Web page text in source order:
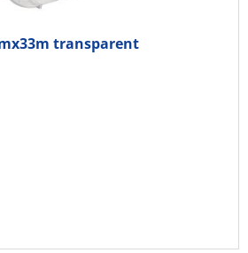
transparent